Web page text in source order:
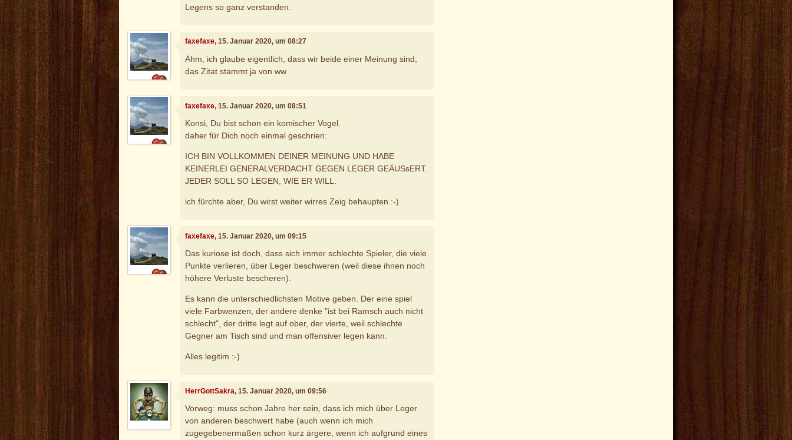
Legens so ganz verstanden.
faxefaxe, 15. Januar 2020, um 08:27
Ähm, ich glaube eigentlich, dass wir beide einer Meinung sind,
das Zitat stammt ja von ww
faxefaxe, 15. Januar 2020, um 08:51
Konsi, Du bist schon ein komischer Vogel.
daher für Dich noch einmal geschrien:
ICH BIN VOLLKOMMEN DEINER MEINUNG UND HABE
KEINERLEI GENERALVERDACHT GEGEN LEGER GEÄUSsERT.
JEDER SOLL SO LEGEN, WIE ER WILL.
ich fürchte aber, Du wirst weiter wirres Zeig behaupten :-)
faxefaxe, 15. Januar 2020, um 09:15
Das kuriose ist doch, dass sich immer schlechte Spieler, die viele
Punkte verlieren, über Leger beschweren (weil diese ihnen noch
höhere Verluste bescheren).
Es kann die unterschiedlichsten Motive geben. Der eine spiel
viele Farbwenzen, der andere denke "ist bei Ramsch auch nicht
schlecht", der dritte legt auf ober, der vierte, weil schlechte
Gegner am Tisch sind und man offensiver legen kann.
Alles legitim :-)
HerrGottSakra, 15. Januar 2020, um 09:56
Vorweg: muss schon Jahre her sein, dass ich mich über Leger
von anderen beschwert habe (auch wenn ich mich
zugegebenermaßen schon kurz ärgere, wenn ich aufgrund eines